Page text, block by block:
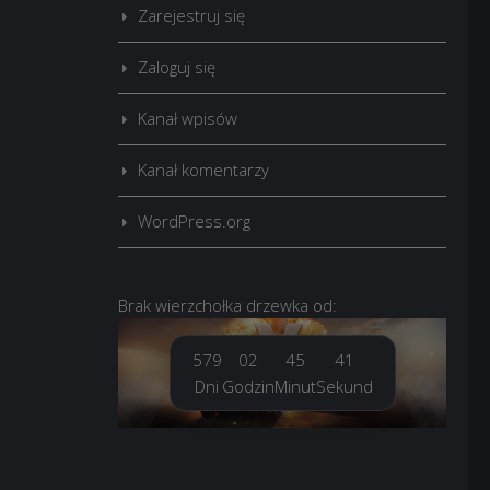
Zarejestruj się
Zaloguj się
Kanał wpisów
Kanał komentarzy
WordPress.org
Brak wierzchołka drzewka od:
579
Dni
02
Godzin
45
Minut
42
Sekund